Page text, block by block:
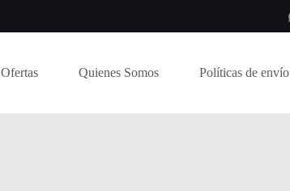
Ofertas Quienes Somos Políticas de envío